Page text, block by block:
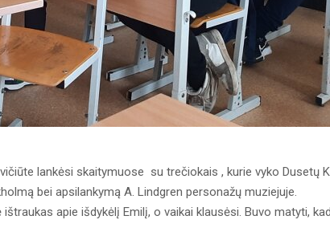
lankėsi skaitymuose su trečiokais , kurie vyko Dusetų
bei apsilankymą A. Lindgren personažų muziejuje.
apie išdykėlį Emilį, o vaikai klausėsi. Buvo matyti,